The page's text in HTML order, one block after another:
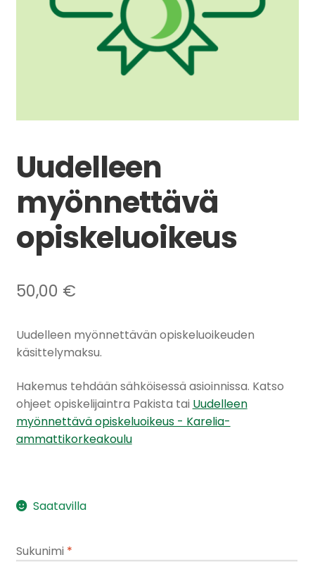
alemman
Uudelleen
myönnettävä
opiskeluoikeus
50,00 €
Uudelleen myönnettävän opiskeluoikeuden
käsittelymaksu.
Hakemus tehdään sähköisessä asioinnissa. Katso
ohjeet opiskelijaintra Pakista tai Uudelleen
myönnettävä opiskeluoikeus - Karelia-
ammattikorkeakoulu
Saatavilla
Sukunimi *